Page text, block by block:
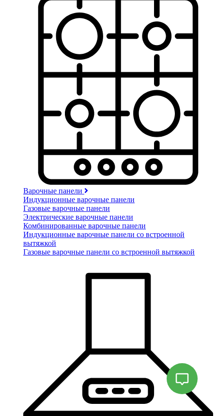
Варочные панели
Индукционные варочные панели
Газовые варочные панели
Электрические варочные панели
Комбинированные варочные панели
Индукционные варочные панели со встроенной
вытяжкой
Газовые варочные панели со встроенной вытяжкой